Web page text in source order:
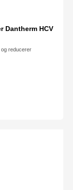
Dantherm HCV
og reducerer